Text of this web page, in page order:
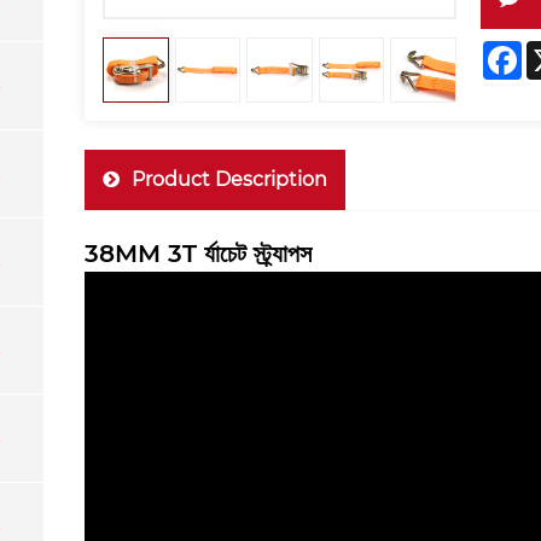
Product Description
38MM 3T র্যাচেট স্ট্র্যাপস